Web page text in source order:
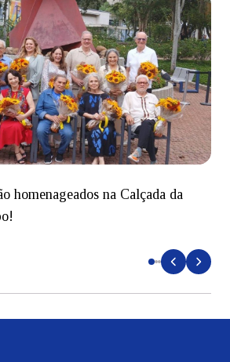
homenageados na Calçada da